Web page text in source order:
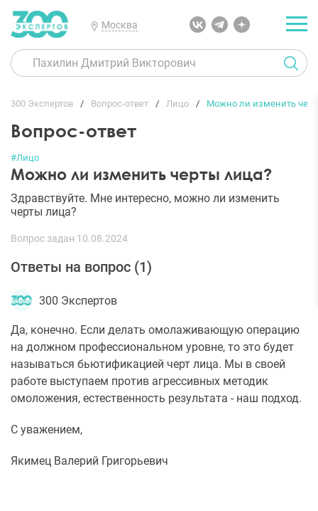
Москва
300 Экспертов Вопрос-ответ Лицо Можно ли изменить
Вопрос-ответ
#Лицо
Можно ли изменить черты лица?
Здравствуйте. Мне интересно, можно ли изменить
черты лица?
Вопрос задан 10.08.2024
Ответы на вопрос (1)
300 Экспертов
Да, конечно. Если делать омолаживающую операцию
на должном профессиональном уровне, то это будет
называться бьютификацией черт лица. Мы в своей
работе выступаем против агрессивных методик
омоложения, естественность результата - наш подход.
С уважением,
Якимец Валерий Григорьевич